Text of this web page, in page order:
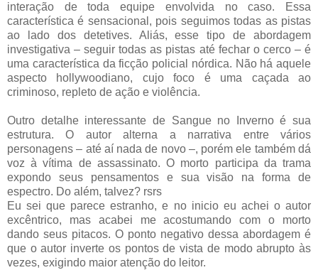
interação de toda equipe envolvida no caso. Essa
característica é sensacional, pois seguimos todas as pistas
ao lado dos detetives. Aliás, esse tipo de abordagem
investigativa – seguir todas as pistas até fechar o cerco – é
uma característica da ficção policial nórdica. Não há aquele
aspecto hollywoodiano, cujo foco é uma caçada ao
criminoso, repleto de ação e violência.
Outro detalhe interessante de Sangue no Inverno é sua
estrutura. O autor alterna a narrativa entre vários
personagens – até aí nada de novo –, porém ele também dá
voz à vítima de assassinato. O morto participa da trama
expondo seus pensamentos e sua visão na forma de
espectro. Do além, talvez? rsrs
Eu sei que parece estranho, e no inicio eu achei o autor
excêntrico, mas acabei me acostumando com o morto
dando seus pitacos. O ponto negativo dessa abordagem é
que o autor inverte os pontos de vista de modo abrupto às
vezes, exigindo maior atenção do leitor.